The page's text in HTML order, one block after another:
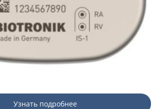
Узнать подробнее